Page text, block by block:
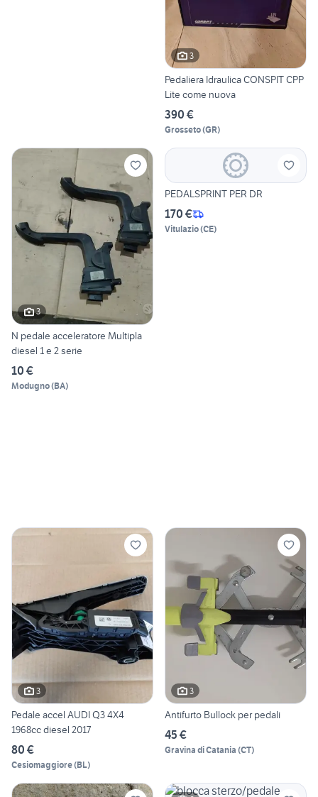
3
Pedaliera Idraulica CONSPIT CPP
Lite come nuova
390 €
Grosseto(GR)
3
N pedale acceleratore Multipla
diesel 1 e 2 serie
10 €
Modugno(BA)
PEDALSPRINT PER DR
170 €
Vitulazio(CE)
3
Pedale accel AUDI Q3 4X4
1968cc diesel 2017
80 €
Cesiomaggiore(BL)
3
Antifurto Bullock per pedali
45 €
Gravina di Catania (CT)